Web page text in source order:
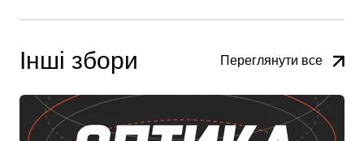
Інші збори Переглянути все